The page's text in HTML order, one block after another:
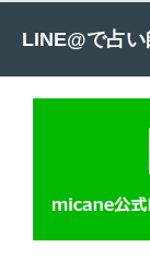
LINE@で占